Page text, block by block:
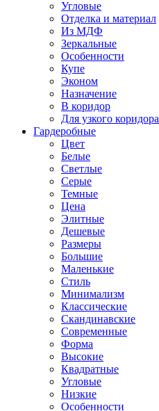
Угловые
Отделка и материал
Из МДФ
Зеркальные
Особенности
Купе
Эконом
Назначение
В коридор
Для узкого коридора
Гардеробные
Цвет
Белые
Светлые
Серые
Темные
Цена
Элитные
Дешевые
Размеры
Большие
Маленькие
Стиль
Минимализм
Классические
Скандинавские
Современные
Форма
Высокие
Квадратные
Угловые
Низкие
Особенности